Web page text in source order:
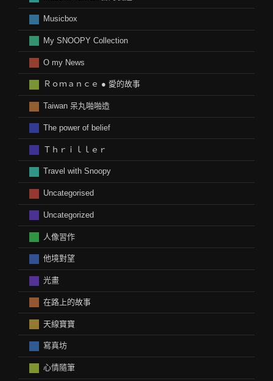
Musicbox
My SNOOPY Collection
O my News
Ｒｏｍａｎｃｅ ● 愛的故事
Taiwan 呆丸啪啪造
The power of belief
Ｔｈｒｉｌｌｅｒ
Travel with Snoopy
Uncategorised
Uncategorized
人像習作
他境對望
光畫
在路上的故事
天線寶寶
寫真坊
心情隨筆